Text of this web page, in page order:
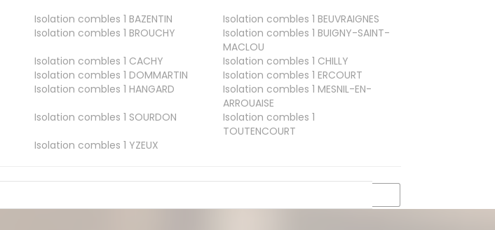
Isolation combles 1 BAZENTIN Isolation combles 1 BEUVRAIGNES
Isolation combles 1 BROUCHY Isolation combles 1 BUIGNY-SAINT-
MACLOU
Isolation combles 1 CACHY Isolation combles 1 CHILLY
Isolation combles 1 DOMMARTIN Isolation combles 1 ERCOURT
Isolation combles 1 HANGARD Isolation combles 1 MESNIL-EN-
ARROUAISE
Isolation combles 1 SOURDON
Isolation combles 1
TOUTENCOURT
Isolation combles 1 YZEUX